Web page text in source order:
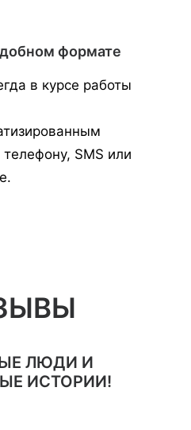
формате
в курсе работы
SMS или
ЛЮДИ И
ИСТОРИИ!